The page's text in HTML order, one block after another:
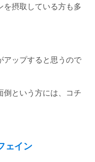
を摂取している方も多
アップすると思うので
倒という方には、コチ
ェイン